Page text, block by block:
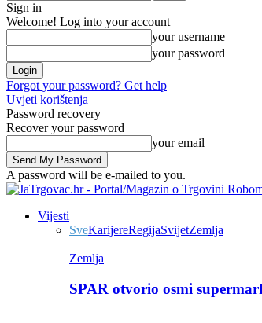
Sign in
Welcome! Log into your account
your username
your password
Forgot your password? Get help
Uvjeti korištenja
Password recovery
Recover your password
your email
A password will be e-mailed to you.
Vijesti
SveKarijereRegijaSvijetZemlja
Zemlja
SPAR otvorio osmi